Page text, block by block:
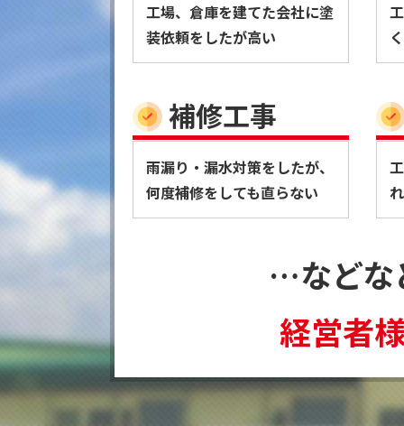
工場、倉庫を建てた会社に塗
装依頼をしたが高い
補修工事
雨漏り・漏水対策をしたが、
何度補修をしても直らない
…などな
経営者